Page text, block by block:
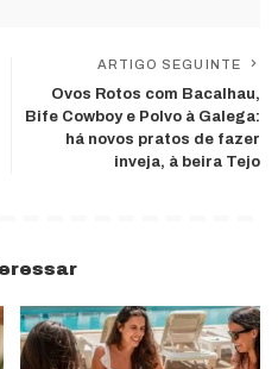
ARTIGO SEGUINTE
Ovos Rotos com Bacalhau,
Bife Cowboy e Polvo à Galega:
há novos pratos de fazer
inveja, à beira Tejo